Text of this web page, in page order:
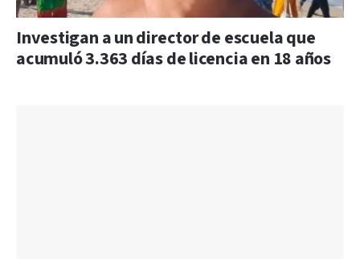
Investigan a un director de escuela que
acumuló 3.363 días de licencia en 18 años